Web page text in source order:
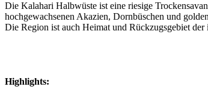
Die Kalahari Halbwüste ist eine riesige
hochgewachsenen Akazien, Dornbüschen und
Die Region ist auch Heimat und Rückzugsgebiet
Highlights: